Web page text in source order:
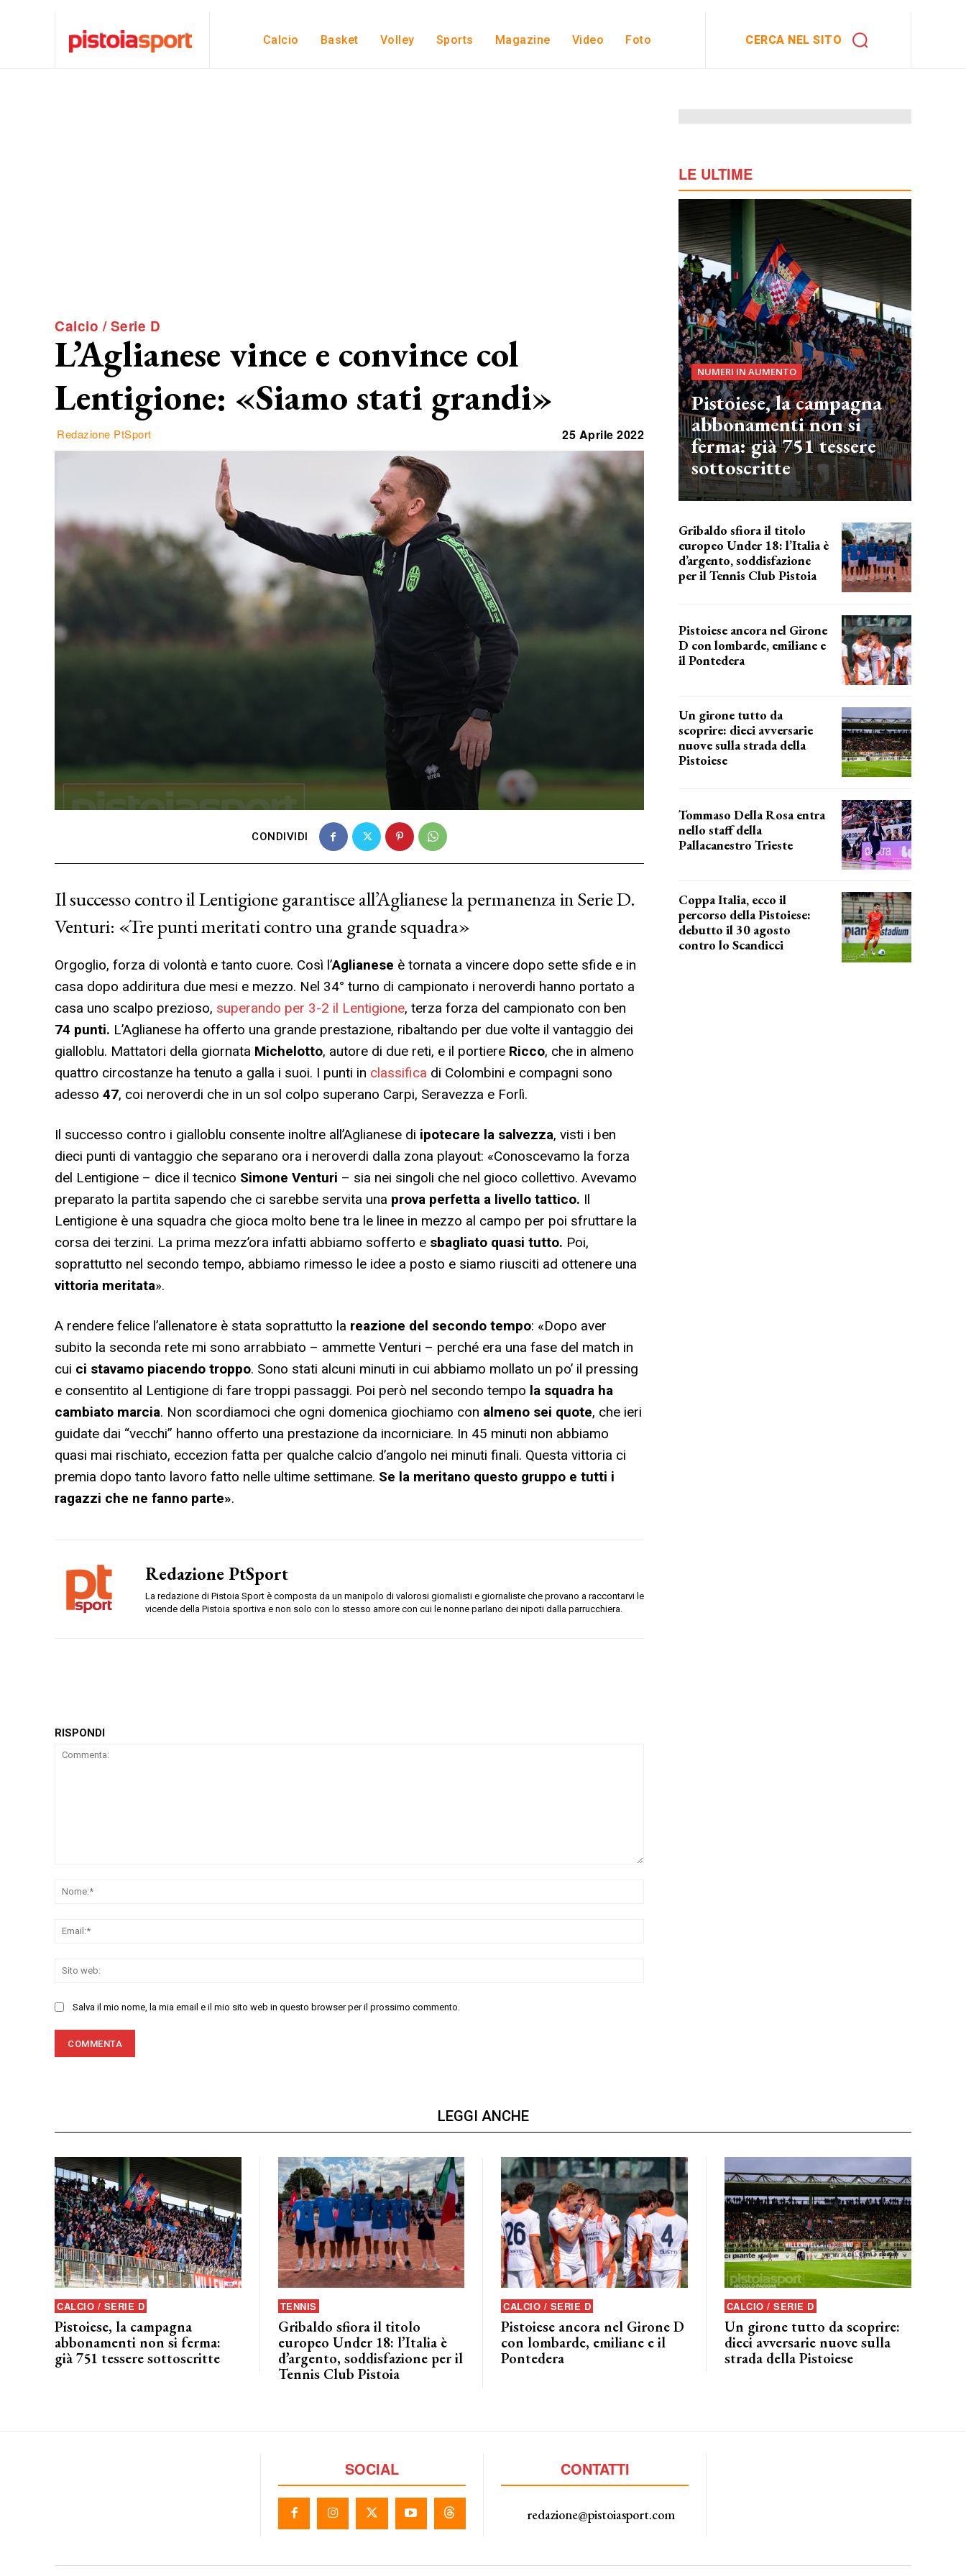
Calcio Basket Volley Sports Magazine Video Foto CERCA NEL SITO
Calcio / Serie D
L’Aglianese vince e convince col
Lentigione: «Siamo stati grandi»
Redazione PtSport 25 Aprile 2022
CONDIVIDI
Il successo contro il Lentigione garantisce all’Aglianese la permanenza in Serie D.
Venturi: «Tre punti meritati contro una grande squadra»
Orgoglio, forza di volontà e tanto cuore. Così l’Aglianese è tornata a vincere dopo sette sfide e in
casa dopo addiritura due mesi e mezzo. Nel 34° turno di campionato i neroverdi hanno portato a
casa uno scalpo prezioso, superando per 3-2 il Lentigione, terza forza del campionato con ben
74 punti. L’Aglianese ha offerto una grande prestazione, ribaltando per due volte il vantaggio dei
gialloblu. Mattatori della giornata Michelotto, autore di due reti, e il portiere Ricco, che in almeno
quattro circostanze ha tenuto a galla i suoi. I punti in classifica di Colombini e compagni sono
adesso 47, coi neroverdi che in un sol colpo superano Carpi, Seravezza e Forlì.
Il successo contro i gialloblu consente inoltre all’Aglianese di ipotecare la salvezza, visti i ben
dieci punti di vantaggio che separano ora i neroverdi dalla zona playout: «Conoscevamo la forza
del Lentigione – dice il tecnico Simone Venturi – sia nei singoli che nel gioco collettivo. Avevamo
preparato la partita sapendo che ci sarebbe servita una prova perfetta a livello tattico. Il
Lentigione è una squadra che gioca molto bene tra le linee in mezzo al campo per poi sfruttare la
corsa dei terzini. La prima mezz’ora infatti abbiamo sofferto e sbagliato quasi tutto. Poi,
soprattutto nel secondo tempo, abbiamo rimesso le idee a posto e siamo riusciti ad ottenere una
vittoria meritata».
A rendere felice l’allenatore è stata soprattutto la reazione del secondo tempo: «Dopo aver
subito la seconda rete mi sono arrabbiato – ammette Venturi – perché era una fase del match in
cui ci stavamo piacendo troppo. Sono stati alcuni minuti in cui abbiamo mollato un po’ il pressing
e consentito al Lentigione di fare troppi passaggi. Poi però nel secondo tempo la squadra ha
cambiato marcia. Non scordiamoci che ogni domenica giochiamo con almeno sei quote, che ieri
guidate dai “vecchi” hanno offerto una prestazione da incorniciare. In 45 minuti non abbiamo
quasi mai rischiato, eccezion fatta per qualche calcio d’angolo nei minuti finali. Questa vittoria ci
premia dopo tanto lavoro fatto nelle ultime settimane. Se la meritano questo gruppo e tutti i
ragazzi che ne fanno parte».
Redazione PtSport
La redazione di Pistoia Sport è composta da un manipolo di valorosi giornalisti e giornaliste che provano a raccontarvi le
vicende della Pistoia sportiva e non solo con lo stesso amore con cui le nonne parlano dei nipoti dalla parrucchiera.
RISPONDI
Salva il mio nome, la mia email e il mio sito web in questo browser per il prossimo commento.
LE ULTIME
NUMERI IN AUMENTO
Pistoiese, la campagna
abbonamenti non si
ferma: già 751 tessere
sottoscritte
Gribaldo sfiora il titolo
europeo Under 18: l’Italia è
d’argento, soddisfazione
per il Tennis Club Pistoia
Pistoiese ancora nel Girone
D con lombarde, emiliane e
il Pontedera
Un girone tutto da
scoprire: dieci avversarie
nuove sulla strada della
Pistoiese
Tommaso Della Rosa entra
nello staff della
Pallacanestro Trieste
Coppa Italia, ecco il
percorso della Pistoiese:
debutto il 30 agosto
contro lo Scandicci
LEGGI ANCHE
CALCIO / SERIE D
Pistoiese, la campagna
abbonamenti non si ferma:
già 751 tessere sottoscritte
TENNIS
Gribaldo sfiora il titolo
europeo Under 18: l’Italia è
d’argento, soddisfazione per il
Tennis Club Pistoia
CALCIO / SERIE D
Pistoiese ancora nel Girone D
con lombarde, emiliane e il
Pontedera
CALCIO / SERIE D
Un girone tutto da scoprire:
dieci avversarie nuove sulla
strada della Pistoiese
SOCIAL CONTATTI
redazione@pistoiasport.com